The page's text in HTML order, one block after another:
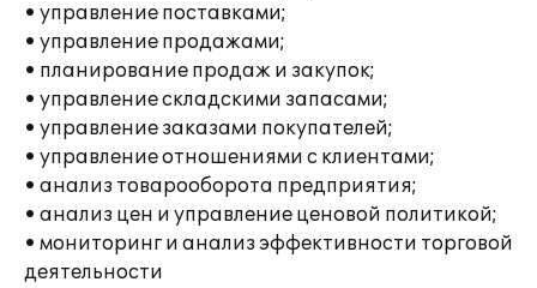
• управление поставками;
• управление продажами;
• планирование продаж и закупок;
• управление складскими запасами;
• управление заказами покупателей;
• управление отношениями с клиентами;
• анализ товарооборота предприятия;
• анализ цен и управление ценовой политикой;
• мониторинг и анализ эффективности торговой
деятельности